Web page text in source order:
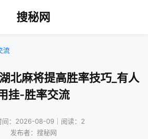
搜秘网
流
北麻将提高胜率技巧_有人
挂-胜率交流
间：2026-08-09｜阅读：2
发布者：搜秘网